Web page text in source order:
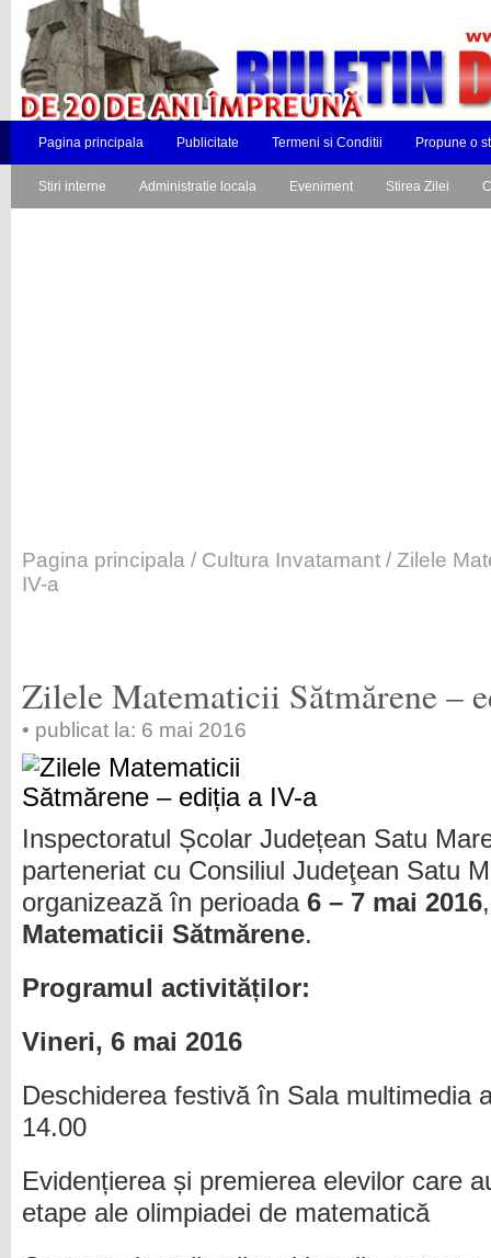
Pagina principala Publicitate Termeni si Conditii Propune o
Stiri interne Administratie locala Eveniment Stirea Zilei
Pagina principala / Cultura Invatamant / Zilele
IV-a
Zilele Matematicii Sătmărene –
• publicat la: 6 mai 2016
Inspectoratul Școlar Județean Satu
parteneriat cu Consiliul Judeţean Satu
organizează în perioada 6 – 7 mai 2016
Matematicii Sătmărene.
Programul activităților:
Vineri, 6 mai 2016
Deschiderea festivă în Sala multimedia
14.00
Evidențierea și premierea elevilor care
etape ale olimpiadei de matematică